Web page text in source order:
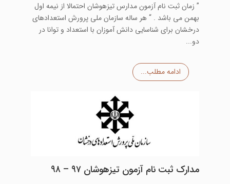
” زمان ثبت نام آزمون مدارس تیزهوشان احتمالا از نیمه اول
بهمن می باشد . “ هر ساله سازمان ملی پرورش استعدادهای
درخشان برای شناسایی دانش آموزان با استعداد و توانا در
دو...
ادامه مطلب...
مدارک ثبت نام آزمون تیزهوشان ۹۷ – ۹۸